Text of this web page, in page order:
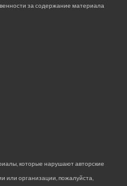
за содержание материала
которые нарушают авторские
организации, пожалуйста,